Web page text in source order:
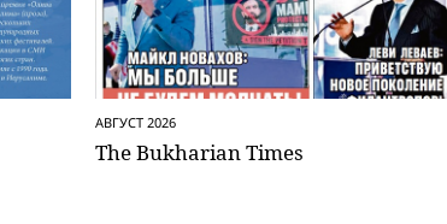
АВГУСТ 2026
The Bukharian Times